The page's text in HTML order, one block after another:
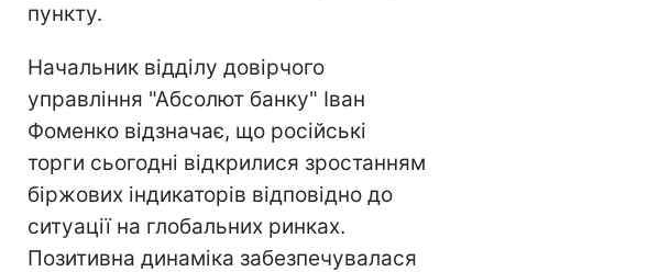
пункту.
Начальник відділу довірчого
управління "Абсолют банку" Іван
Фоменко відзначає, що російські
торги сьогодні відкрилися зростанням
біржових індикаторів відповідно до
ситуації на глобальних ринках.
Позитивна динаміка забезпечувалася